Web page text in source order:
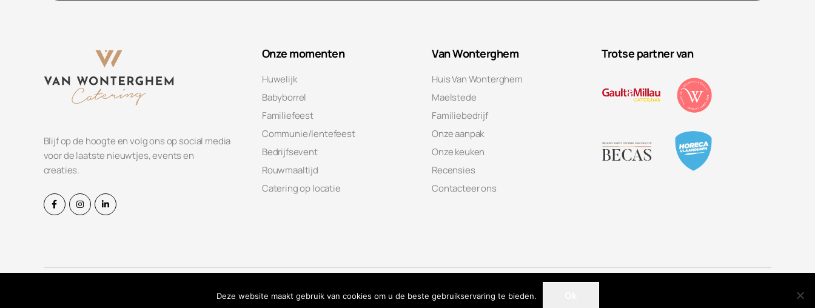
Blijf op de hoogte en volg ons op social media
voor de laatste nieuwtjes, events en
creaties.
Onze momenten
Huwelijk
Babyborrel
Familiefeest
Communie/lentefeest
Bedrijfsevent
Rouwmaaltijd
Catering op locatie
Van Wonterghem
Huis Van Wonterghem
Maelstede
Familiebedrijf
Onze aanpak
Onze keuken
Recensies
Contacteer ons
Trotse partner van
© Copyright 2026 - VANWONTERGHEM.be BV | BE0426.915.113Deze website maakt gebruik van cookies om u de beste gebruikservaring te bieden.